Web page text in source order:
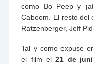
como Bo Peep y
Caboom. El resto del
Ratzenberger, Jeff
Tal y como expuse
el film el21 de